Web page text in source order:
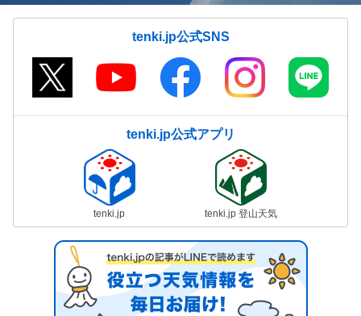
tenki.jp公式SNS
tenki.jp公式アプリ
tenki.jp tenki.jp 登山天気